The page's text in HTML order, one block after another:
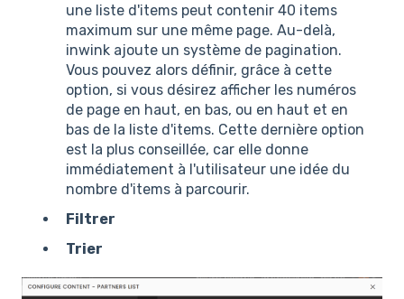
une liste d'items peut contenir 40 items
maximum sur une même page. Au-delà,
inwink ajoute un système de pagination.
Vous pouvez alors définir, grâce à cette
option, si vous désirez afficher les numéros
de page en haut, en bas, ou en haut et en
bas de la liste d'items. Cette dernière option
est la plus conseillée, car elle donne
immédiatement à l'utilisateur une idée du
nombre d'items à parcourir.
Filtrer
Trier